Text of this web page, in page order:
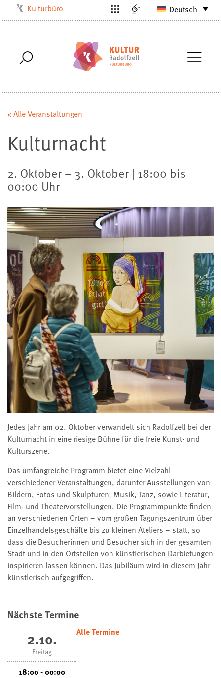
Kulturbüro
Stadtarchiv
Stadtbibliothek
Villa Bosch
Deutsch
« Alle Veranstaltungen
Kulturnacht
2. Oktober – 3. Oktober | 18:00 bis
00:00 Uhr
Jedes Jahr am 02. Oktober verwandelt sich Radolfzell bei der
Kulturnacht in eine riesige Bühne für die freie Kunst- und
Kulturszene.
Das umfangreiche Programm bietet eine Vielzahl
verschiedener Veranstaltungen, darunter Ausstellungen von
Bildern, Fotos und Skulpturen, Musik, Tanz, sowie Literatur,
Film- und Theatervorstellungen. Die Programmpunkte finden
an verschiedenen Orten – vom großen Tagungszentrum über
Einzelhandelsgeschäfte bis zu kleinen Ateliers – statt, so
dass die Besucherinnen und Besucher sich in der gesamten
Stadt und in den Ortsteilen von künstlerischen Darbietungen
inspirieren lassen können. Das Jubiläum wird in diesem Jahr
künstlerisch aufgegriffen.
Nächste Termine
2.10.
Freitag
18:00 - 00:00
Alle Termine